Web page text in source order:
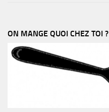
ON MANGE QUOI CHEZ TOI ?